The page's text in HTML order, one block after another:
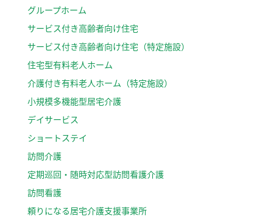
グループホーム
サービス付き高齢者向け住宅
サービス付き高齢者向け住宅（特定施設）
住宅型有料老人ホーム
介護付き有料老人ホーム（特定施設）
小規模多機能型居宅介護
デイサービス
ショートステイ
訪問介護
定期巡回・随時対応型訪問看護介護
訪問看護
頼りになる居宅介護支援事業所